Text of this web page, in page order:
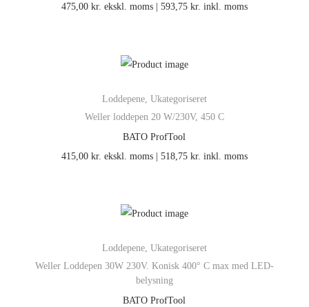
475,00 kr. ekskl. moms | 593,75 kr. inkl. moms
Loddepene, Ukategoriseret
Weller loddepen 20 W/230V, 450 C
BATO ProfTool
415,00 kr. ekskl. moms | 518,75 kr. inkl. moms
Loddepene, Ukategoriseret
Weller Loddepen 30W 230V. Konisk 400° C max med LED-
belysning
BATO ProfTool